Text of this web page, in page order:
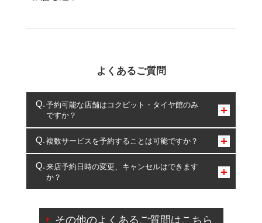
よくあるご質問
予約可能な店舗はコクピット・タイヤ館のみ
ですか？
コクピット・タイヤ館のみとなります。
複数サービスを予約することは可能ですか？
複数サービスのご予約は可能です。
一部の商品・サービスの組み合わせに限り、同時にご予約が
出来ないものもございます。
来店予約日時の変更、キャンセルはできます
か？
その他のよくあるご質問はこちら